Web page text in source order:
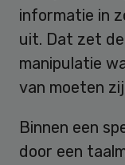
informatie in
uit. Dat zet
manipulatie
van moeten
Binnen een
door een